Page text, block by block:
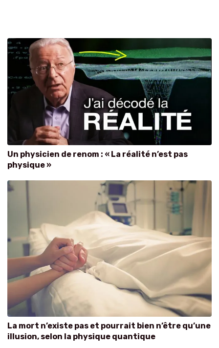
Un physicien de renom : « La réalité n’est pas
physique »
La mort n’existe pas et pourrait bien n’être qu’une
illusion, selon la physique quantique